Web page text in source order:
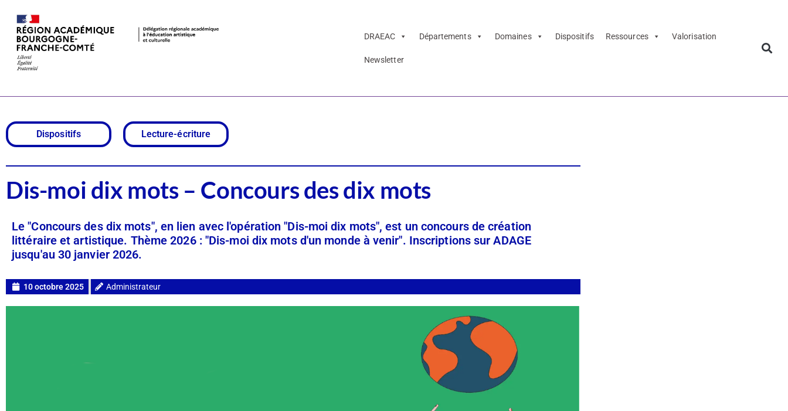
DRAEAC Départements Domaines Dispositifs Ressources Valorisation
Newsletter
Dis-moi dix mots – Concours des dix mots
Dispositifs Lecture-écriture
Dis-moi dix mots – Concours des dix mots
Le "Concours des dix mots", en lien avec l'opération "Dis-moi dix mots", est un concours de création
littéraire et artistique. Thème 2026 : "Dis-moi dix mots d'un monde à venir". Inscriptions sur ADAGE
jusqu'au 30 janvier 2026.
10 octobre 2025 Administrateur